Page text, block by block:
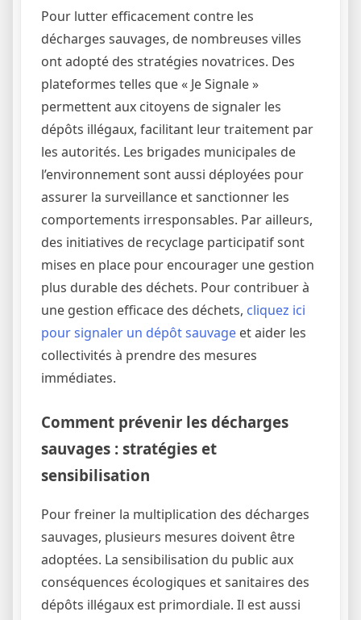
Pour lutter efficacement contre les
décharges sauvages, de nombreuses villes
ont adopté des stratégies novatrices. Des
plateformes telles que « Je Signale »
permettent aux citoyens de signaler les
dépôts illégaux, facilitant leur traitement par
les autorités. Les brigades municipales de
l’environnement sont aussi déployées pour
assurer la surveillance et sanctionner les
comportements irresponsables. Par ailleurs,
des initiatives de recyclage participatif sont
mises en place pour encourager une gestion
plus durable des déchets. Pour contribuer à
une gestion efficace des déchets, cliquez ici
pour signaler un dépôt sauvage et aider les
collectivités à prendre des mesures
immédiates.
Comment prévenir les décharges
sauvages : stratégies et
sensibilisation
Pour freiner la multiplication des décharges
sauvages, plusieurs mesures doivent être
adoptées. La sensibilisation du public aux
conséquences écologiques et sanitaires des
dépôts illégaux est primordiale. Il est aussi